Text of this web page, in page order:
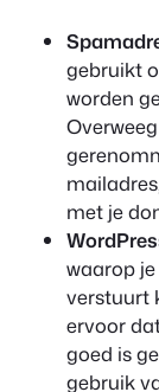
gebruikt
worden
met je
waarop
verstuurt
ervoor
goed is
gebruik